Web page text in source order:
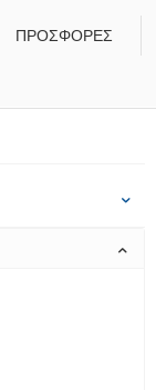
ΠΡΟΣΦΟΡΕΣ